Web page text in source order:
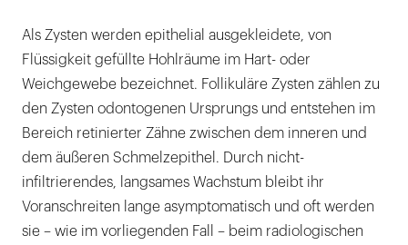
Als Zysten werden epithelial ausgekleidete, von
Flüssigkeit gefüllte Hohlräume im Hart- oder
Weichgewebe bezeichnet. Follikuläre Zysten zählen zu
den Zysten odontogenen Ursprungs und entstehen im
Bereich retinierter Zähne zwischen dem inneren und
dem äußeren Schmelzepithel. Durch nicht-
infiltrierendes, langsames Wachstum bleibt ihr
Voranschreiten lange asymptomatisch und oft werden
sie – wie im vorliegenden Fall – beim radiologischen